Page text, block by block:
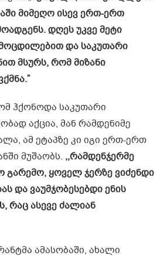
მიმეღო ისევ ერთ-ერთ
დღეს უკვე მეტი
და საკუთარი
მსურს, რომ მიზანი
ჰქონოდა საკუთარი
აქცია, მან რამდენიმე
ამ ეტაპზე კი იგი ერთ-ერთ
მუშაობს. ,,რამდენჯერმე
გარემო, ყოველ ჯერზე ვიძენდი
და ვაუმჯობესებდი ენის
რაც ასევე ძალიან
ამასობაში, ახალი